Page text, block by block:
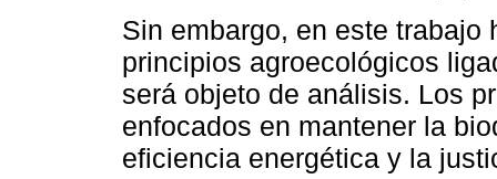
Sin embargo, en este trabajo
principios agroecológicos
será objeto de análisis. Los
enfocados en mantener la
eficiencia energética y la